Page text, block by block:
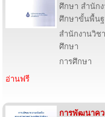
ศึกษา สำนัก
ศึกษาขั้นพื้น
สำนักงานวิช
ศึกษา
การศึกษา
อ่านฟรี
การพัฒนาคว